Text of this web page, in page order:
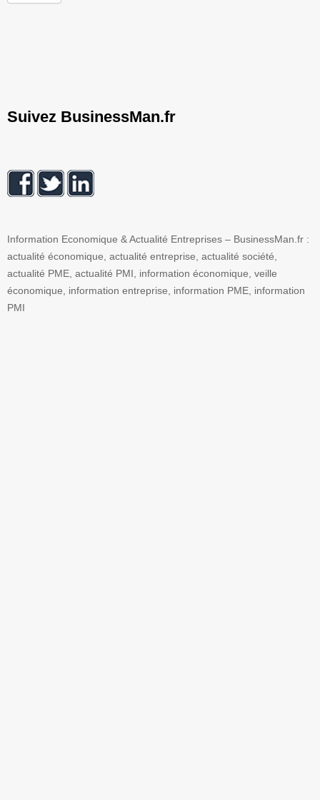
Suivez BusinessMan.fr
Information Economique & Actualité Entreprises – BusinessMan.fr :
actualité économique, actualité entreprise, actualité société,
actualité PME, actualité PMI, information économique, veille
économique, information entreprise, information PME, information
PMI